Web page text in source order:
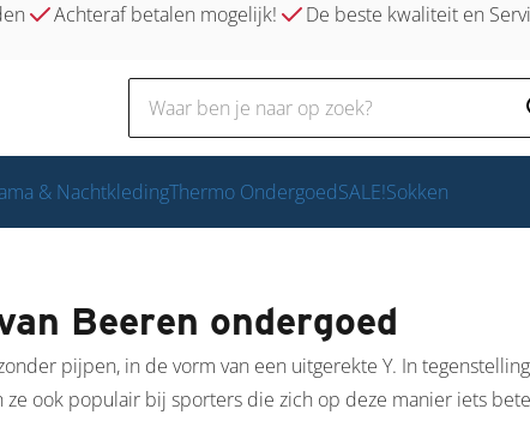
Achteraf betalen mogelijk! De beste kwaliteit en
& NachtkledingThermo OndergoedSALE!Sokken
Beeren ondergoed
pijpen, in de vorm van een uitgerekte Y. In
ook populair bij sporters die zich op deze manier iets